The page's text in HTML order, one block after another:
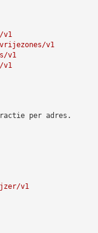
v1
v1
per adres.
v1